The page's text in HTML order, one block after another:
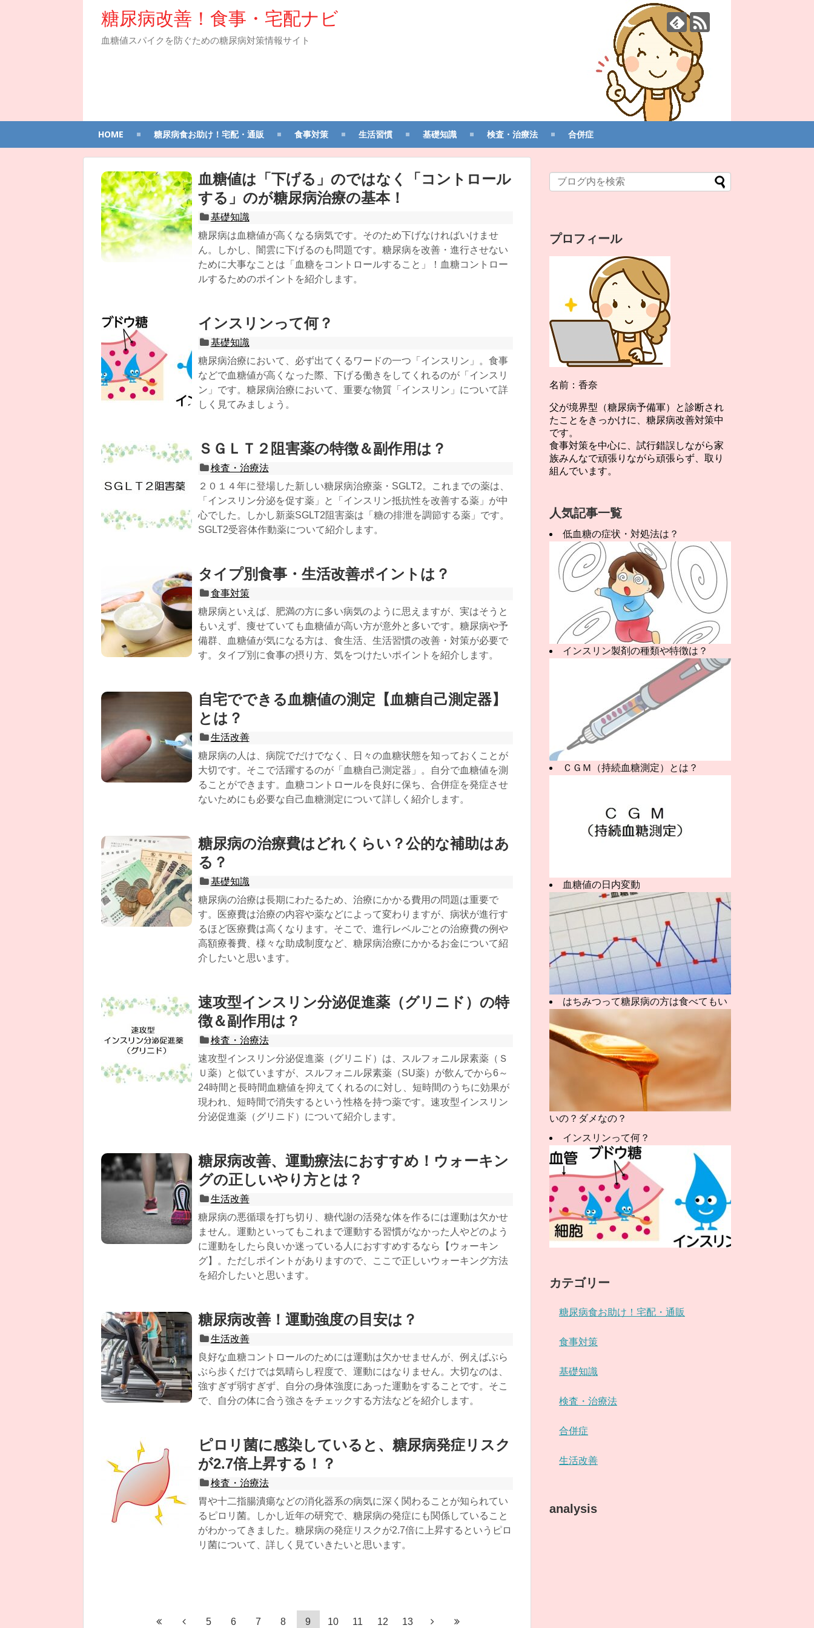
糖尿病改善！食事・宅配ナビ
血糖値スパイクを防ぐための糖尿病対策情報サイト
HOME 糖尿病食お助け！宅配・通販 食事対策 生活習慣 基礎知識 検査・治療法 合併症
血糖値は「下げる」のではなく「コントロール
する」のが糖尿病治療の基本！
基礎知識
糖尿病は血糖値が高くなる病気です。そのため下げなければいけませ
ん。しかし、闇雲に下げるのも問題です。糖尿病を改善・進行させない
ために大事なことは「血糖をコントロールすること」！血糖コントロー
ルするためのポイントを紹介します。
インスリンって何？
基礎知識
糖尿病治療において、必ず出てくるワードの一つ「インスリン」。食事
などで血糖値が高くなった際、下げる働きをしてくれるのが「インスリ
ン」です。糖尿病治療において、重要な物質「インスリン」について詳
しく見てみましょう。
ＳＧＬＴ２阻害薬の特徴＆副作用は？
検査・治療法
２０１４年に登場した新しい糖尿病治療薬・SGLT2。これまでの薬は、
「インスリン分泌を促す薬」と「インスリン抵抗性を改善する薬」が中
心でした。しかし新薬SGLT2阻害薬は「糖の排泄を調節する薬」です。
SGLT2受容体作動薬について紹介します。
タイプ別食事・生活改善ポイントは？
食事対策
糖尿病といえば、肥満の方に多い病気のように思えますが、実はそうと
もいえず、痩せていても血糖値が高い方が意外と多いです。糖尿病や予
備群、血糖値が気になる方は、食生活、生活習慣の改善・対策が必要で
す。タイプ別に食事の摂り方、気をつけたいポイントを紹介します。
自宅でできる血糖値の測定【血糖自己測定器】
とは？
生活改善
糖尿病の人は、病院でだけでなく、日々の血糖状態を知っておくことが
大切です。そこで活躍するのが「血糖自己測定器」。自分で血糖値を測
ることができます。血糖コントロールを良好に保ち、合併症を発症させ
ないためにも必要な自己血糖測定について詳しく紹介します。
糖尿病の治療費はどれくらい？公的な補助はあ
る？
基礎知識
糖尿病の治療は長期にわたるため、治療にかかる費用の問題は重要で
す。医療費は治療の内容や薬などによって変わりますが、病状が進行す
るほど医療費は高くなります。そこで、進行レベルごとの治療費の例や
高額療養費、様々な助成制度など、糖尿病治療にかかるお金について紹
介したいと思います。
速攻型インスリン分泌促進薬（グリニド）の特
徴＆副作用は？
検査・治療法
速攻型インスリン分泌促進薬（グリニド）は、スルフォニル尿素薬（Ｓ
Ｕ薬）と似ていますが、スルフォニル尿素薬（SU薬）が飲んでから6～
24時間と長時間血糖値を抑えてくれるのに対し、短時間のうちに効果が
現われ、短時間で消失するという性格を持つ薬です。速攻型インスリン
分泌促進薬（グリニド）について紹介します。
糖尿病改善、運動療法におすすめ！ウォーキン
グの正しいやり方とは？
生活改善
糖尿病の悪循環を打ち切り、糖代謝の活発な体を作るには運動は欠かせ
ません。運動といってもこれまで運動する習慣がなかった人やどのよう
に運動をしたら良いか迷っている人におすすめするなら【ウォーキン
グ】。ただしポイントがありますので、ここで正しいウォーキング方法
を紹介したいと思います。
糖尿病改善！運動強度の目安は？
生活改善
良好な血糖コントロールのためには運動は欠かせませんが、例えばぶら
ぶら歩くだけでは気晴らし程度で、運動にはなりません。大切なのは、
強すぎず弱すぎず、自分の身体強度にあった運動をすることです。そこ
で、自分の体に合う強さをチェックする方法などを紹介します。
ピロリ菌に感染していると、糖尿病発症リスク
が2.7倍上昇する！？
検査・治療法
胃や十二指腸潰瘍などの消化器系の病気に深く関わることが知られてい
るピロリ菌。しかし近年の研究で、糖尿病の発症にも関係していること
がわかってきました。糖尿病の発症リスクが2.7倍に上昇するというピロ
リ菌について、詳しく見ていきたいと思います。
5 6 7 8 9 10 11 12 13
プロフィール
名前：香奈
父が境界型（糖尿病予備軍）と診断され
たことをきっかけに、糖尿病改善対策中
です。
食事対策を中心に、試行錯誤しながら家
族みんなで頑張りながら頑張らず、取り
組んでいます。
人気記事一覧
低血糖の症状・対処法は？
インスリン製剤の種類や特徴は？
ＣＧＭ（持続血糖測定）とは？
血糖値の日内変動
はちみつって糖尿病の方は食べてもい
いの？ダメなの？
インスリンって何？
カテゴリー
糖尿病食お助け！宅配・通販
食事対策
基礎知識
検査・治療法
合併症
生活改善
analysis